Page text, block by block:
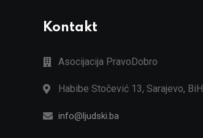
Kontakt
Asocijacija PravoDobro
Habibe Stočević 13, Sarajevo, BiH
info@ljudski.ba